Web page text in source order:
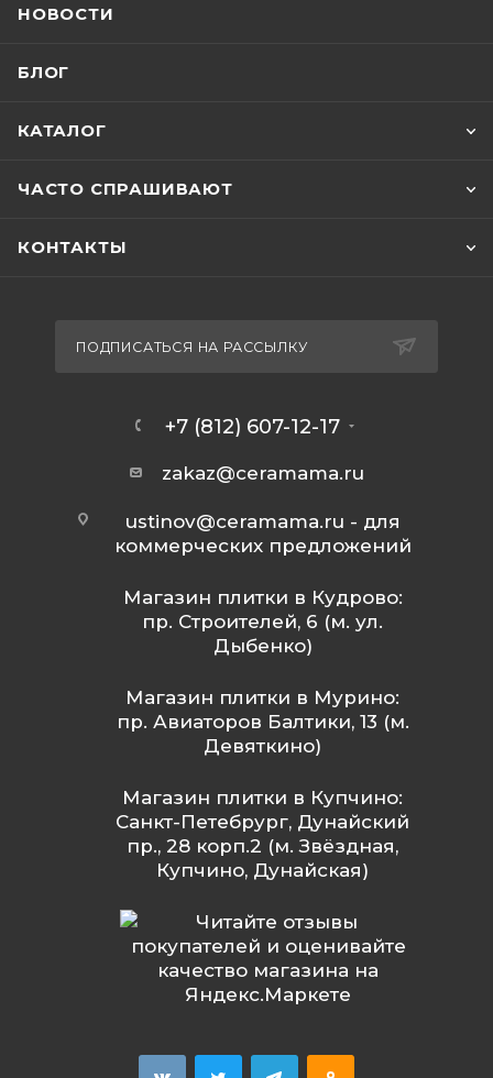
НОВОСТИ
БЛОГ
КАТАЛОГ
ЧАСТО СПРАШИВАЮТ
КОНТАКТЫ
ПОДПИСАТЬСЯ НА РАССЫЛКУ
+7 (812) 607-12-17
zakaz@ceramama.ru
ustinov@ceramama.ru - для
коммерческих предложений
Магазин плитки в Кудрово:
пр. Строителей, 6 (м. ул.
Дыбенко)
Магазин плитки в Мурино:
пр. Авиаторов Балтики, 13 (м.
Девяткино)
Магазин плитки в Купчино:
Санкт-Петебрург, Дунайский
пр., 28 корп.2 (м. Звёздная,
Купчино, Дунайская)